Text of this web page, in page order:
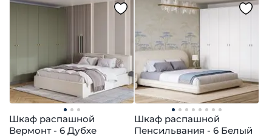
Шкаф распашной
Вермонт - 6 Дубхе
Шкаф распашной
Пенсильвания - 6 Белый